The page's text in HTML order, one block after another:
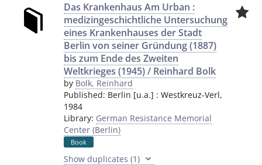
Das Krankenhaus Am Urban :
medizingeschichtliche Untersuchung
eines Krankenhauses der Stadt
Berlin von seiner Gründung (1887)
bis zum Ende des Zweiten
Weltkrieges (1945) / Reinhard Bolk
by Bolk, Reinhard
Published: Berlin [u.a.] : Westkreuz-Verl,
1984
Library: German Resistance Memorial
Center (Berlin)
Book
Show duplicates (1)